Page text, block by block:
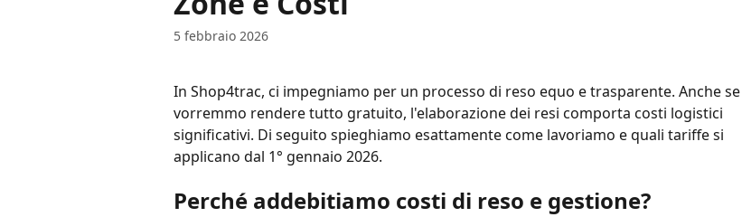
5 febbraio 2026
In Shop4trac, ci impegniamo per un processo di reso equo e trasparente. Anche se
vorremmo rendere tutto gratuito, l'elaborazione dei resi comporta costi logistici
significativi. Di seguito spieghiamo esattamente come lavoriamo e quali tariffe si
applicano dal 1° gennaio 2026.
Perché addebitiamo costi di reso e gestione?